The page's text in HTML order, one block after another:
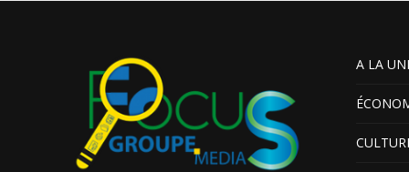
A LA